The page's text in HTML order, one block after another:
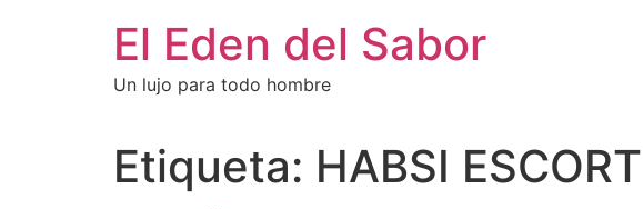
El Eden del Sabor
Un lujo para todo hombre
Etiqueta: HABSI ESCORT